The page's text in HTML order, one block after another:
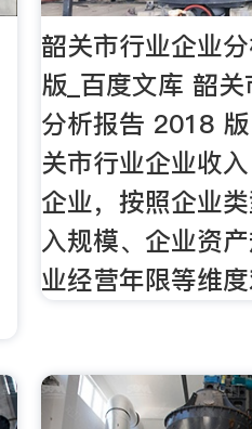
韶关市行业企业
版_百度文库 韶
分析报告 2018
关市行业企业收
企业，按照企业
入规模、企业资
业经营年限等维